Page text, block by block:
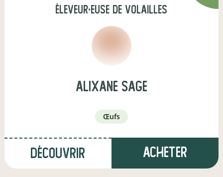
éleveur·euse de volailles
alixane sage
œufs
Découvrir Acheter